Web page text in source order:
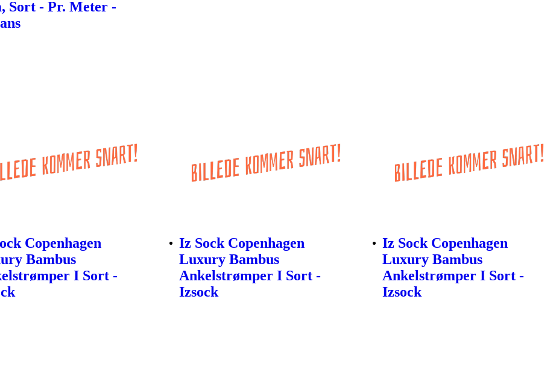
Sort - Pr. Meter -
Copenhagen
Bambus
I Sort -
Iz Sock Copenhagen
Luxury Bambus
Ankelstrømper I Sort -
Izsock
Iz Sock Copenhagen
Luxury Bambus
Ankelstrømper I Sort -
Izsock